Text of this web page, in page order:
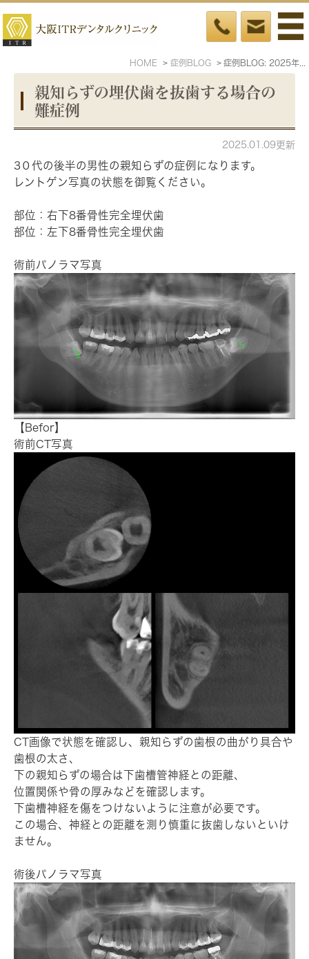
HOME 症例BLOG
親知らずの埋伏歯を抜歯する場合の
難症例
2025.01.09更新
3０代の後半の男性の親知らずの症例になります。
レントゲン写真の状態を御覧ください。
部位：右下8番骨性完全埋伏歯
部位：左下8番骨性完全埋伏歯
術前パノラマ写真
【Befor】
術前CT写真
CT画像で状態を確認し、親知らずの歯根の曲がり具合や
歯根の太さ、
下の親知らずの場合は下歯槽管神経との距離、
位置関係や骨の厚みなどを確認します。
下歯槽神経を傷をつけないように注意が必要です。
この場合、神経との距離を測り慎重に抜歯しないといけ
ません。
術後パノラマ写真